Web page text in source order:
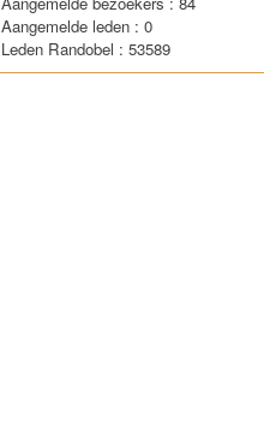
Aangemelde leden : 0
Leden Randobel : 53589